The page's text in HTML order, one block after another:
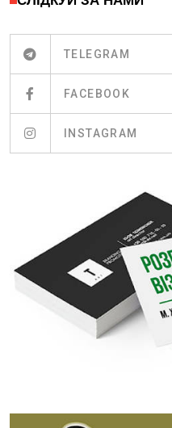
TELEGRAM
FACEBOOK
INSTAGRAM